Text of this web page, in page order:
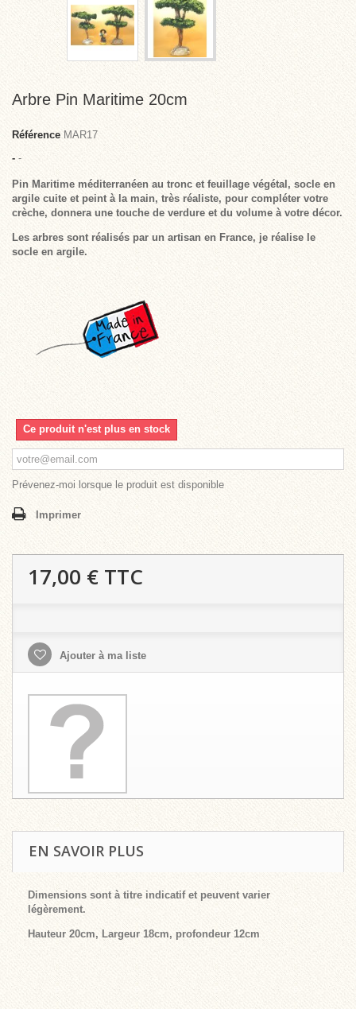
Arbre Pin Maritime 20cm
Référence MAR17
- -
Pin Maritime méditerranéen au tronc et feuillage végétal, socle en
argile cuite et peint à la main, très réaliste, pour compléter votre
crèche, donnera une touche de verdure et du volume à votre décor.
Les arbres sont réalisés par un artisan en France, je réalise le
socle en argile.
Ce produit n'est plus en stock
Prévenez-moi lorsque le produit est disponible
Imprimer
17,00 € TTC
Ajouter à ma liste
EN SAVOIR PLUS
Dimensions sont à titre indicatif et peuvent varier
légèrement.
Hauteur 20cm, Largeur 18cm, profondeur 12cm